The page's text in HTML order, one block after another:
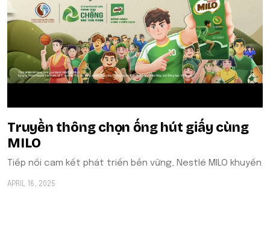
Truyền thông chọn ống hút giấy cùng
MILO
Tiếp nối cam kết phát triển bền vững, Nestlé MILO khuyến
APRIL 16, 2025